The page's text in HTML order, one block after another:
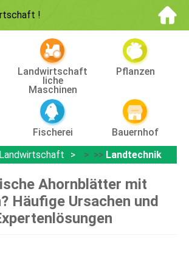
!
Landwirtschaft
Liche
Maschinen
Pflanzen
Fischerei
Bauernhof
> >> Landtechnik
Ahornblätter mit
Häufige Ursachen und